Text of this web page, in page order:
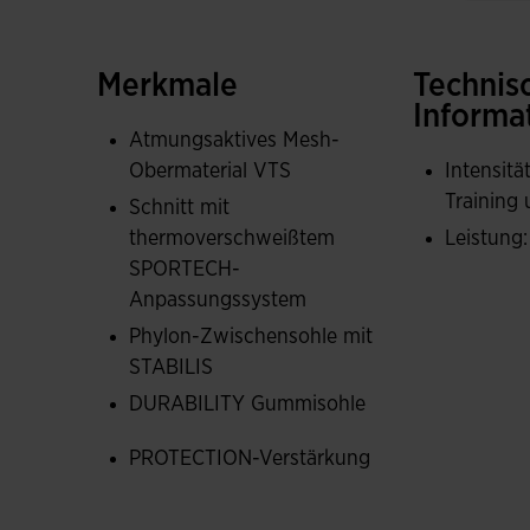
In den am stärksten abriebgefährdeten und
Zwischensohle aus leichtem, flexiblem
Bereich des Fußgewölbes und der Ferse
Bewegung. Durch die gleichmäßige
Bewegungen verhindert.
DURABILITY All Court-Gummisohle,
Ihre Struktur ermöglicht eine optimale
Merkmale
Atmungsaktives Mesh-
Obermaterial VTS
Schnitt mit
thermoverschweißtem
SPORTECH-
Anpassungssystem
Phylon-Zwischensohle mit
STABILIS
DURABILITY Gummisohle
PROTECTION-Verstärkung